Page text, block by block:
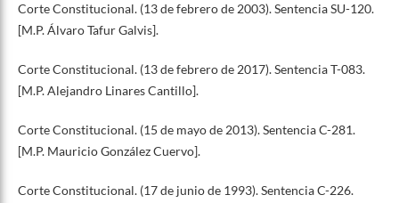
Corte Constitucional. (13 de febrero de 2003). Sentencia SU-120.
[M.P. Álvaro Tafur Galvis].
Corte Constitucional. (13 de febrero de 2017). Sentencia T-083.
[M.P. Alejandro Linares Cantillo].
Corte Constitucional. (15 de mayo de 2013). Sentencia C-281.
[M.P. Mauricio González Cuervo].
Corte Constitucional. (17 de junio de 1993). Sentencia C-226.